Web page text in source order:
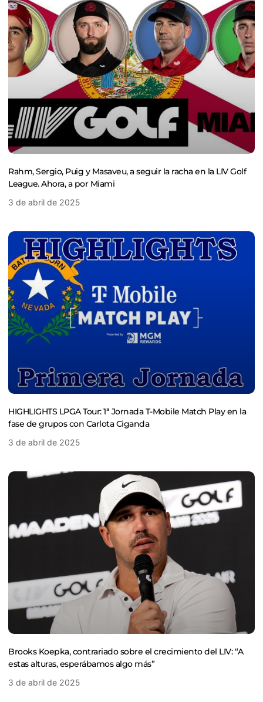
Rahm, Sergio, Puig y Masaveu, a seguir la racha en la LIV Golf
League. Ahora, a por Miami
3 de abril de 2025
HIGHLIGHTS LPGA Tour: 1ª Jornada T-Mobile Match Play en la
fase de grupos con Carlota Ciganda
3 de abril de 2025
Brooks Koepka, contrariado sobre el crecimiento del LIV: “A
estas alturas, esperábamos algo más”
3 de abril de 2025